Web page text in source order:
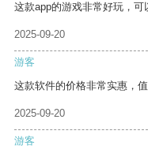
这款app的游戏非常好玩，可
2025-09-20
游客
这款软件的价格非常实惠，值
2025-09-20
游客